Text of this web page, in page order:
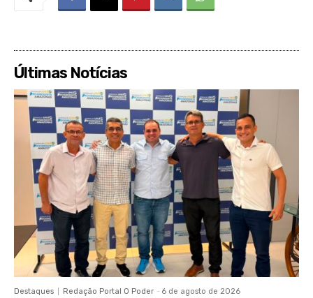
Últimas Notícias
Destaques Redação Portal O Poder - 6 de agosto de 2026